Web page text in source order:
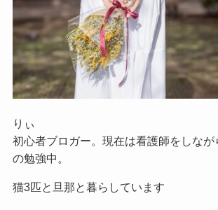
りぃ
初心者ブロガー。現在は看護師をしな
の勉強中。
猫3匹と旦那と暮らしています